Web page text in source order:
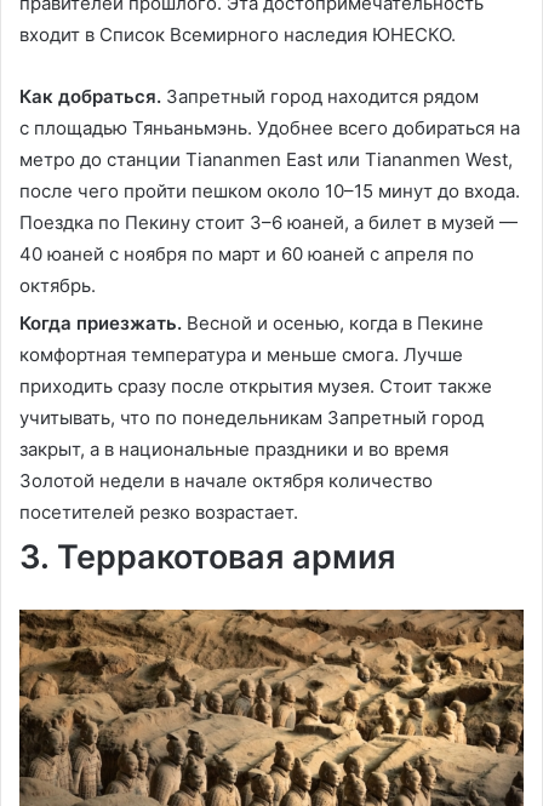
входит в Список Всемирного наследия ЮНЕСКО.
Как добраться. Запретный город находится рядом
с площадью Тяньаньмэнь. Удобнее всего добираться на
метро до станции Tiananmen East или Tiananmen West,
после чего пройти пешком около 10–15 минут до входа.
Поездка по Пекину стоит 3–6 юаней, а билет в музей —
40 юаней с ноября по март и 60 юаней с апреля по
октябрь.
Когда приезжать. Весной и осенью, когда в Пекине
комфортная температура и меньше смога. Лучше
приходить сразу после открытия музея. Стоит также
учитывать, что по понедельникам Запретный город
закрыт, а в национальные праздники и во время
Золотой недели в начале октября количество
посетителей резко возрастает.
3. Терракотовая армия